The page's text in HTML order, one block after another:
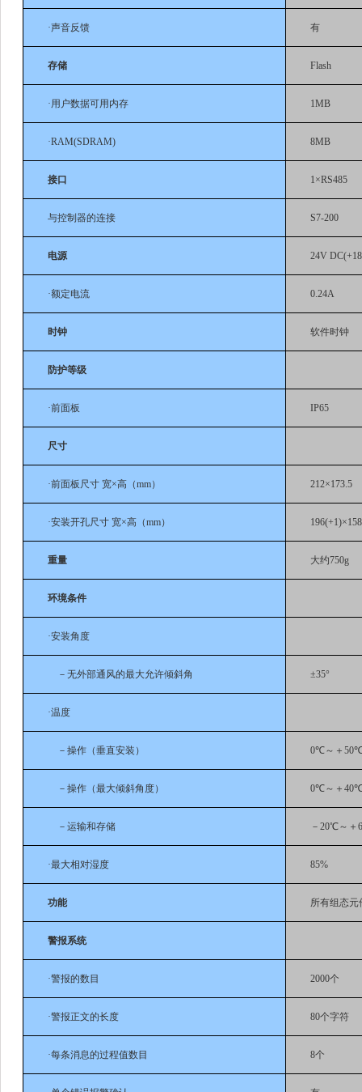
·声音反馈 有
存储 Flash
·用户数据可用内存 1MB
·RAM(SDRAM) 8MB
接口 1×RS485
与控制器的连接 S7-200
电源 24V
·额定电流 0.24A
时钟 软件时钟
防护等级
·前面板 IP65
尺寸
·前面板尺寸 宽×高（mm） 212×173.5
·安装开孔尺寸 宽×高（mm）
重量 大约750g
环境条件
·安装角度
－无外部通风的最大允许倾斜角 ±35°
·温度
－操作（垂直安装） 0℃～＋
－操作（最大倾斜角度） 0℃～＋
－运输和存储 －20℃～＋
·最大相对湿度 85%
功能 所有组态
警报系统
·警报的数目 2000个
·警报正文的长度 80个字符
·每条消息的过程值数目 8个